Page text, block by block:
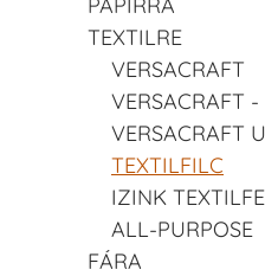
TEXTILRE
VERSACRAFT
VERSACRAFT -
VERSACRAFT
TEXTILFILC
IZINK
ALL-PURPOSE
FÁRA